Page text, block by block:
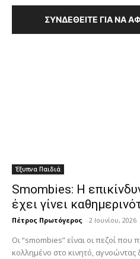
ΣΥΝΔΕΘΕΊΤΕ ΓΙΑ ΝΑ
Έξυπνα Παιδιά
Smombies: Η
έχει γίνει
Πέτρος Πρωτόγερος - 2 Ιουνίου, 2026
Οι “smombies” είναι οι πεζοί
κολλημένο στο κινητό, αγνοώντας